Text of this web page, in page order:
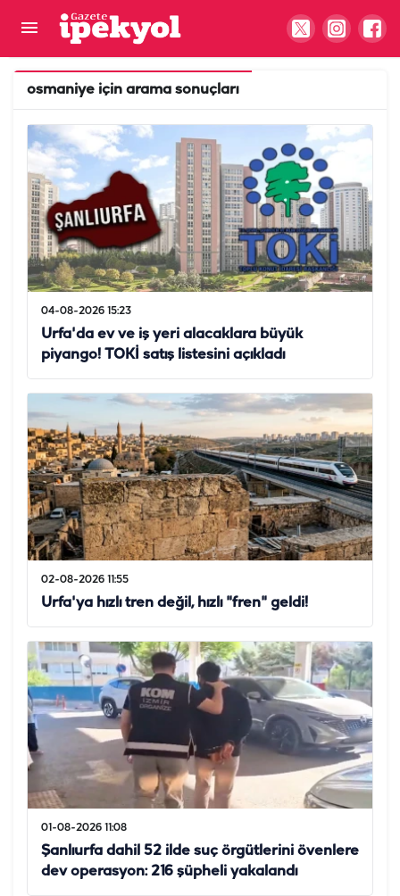
osmaniye için arama sonuçları
04-08-2026 15:23
Urfa'da ev ve iş yeri alacaklara büyük
piyango! TOKİ satış listesini açıkladı
02-08-2026 11:55
Urfa'ya hızlı tren değil, hızlı "fren" geldi!
01-08-2026 11:08
Şanlıurfa dahil 52 ilde suç örgütlerini övenlere
dev operasyon: 216 şüpheli yakalandı